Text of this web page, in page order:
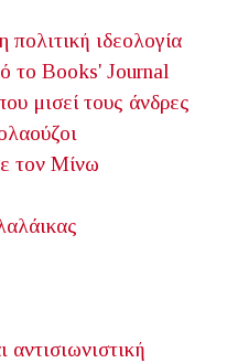
ιδεολογία
το Βοοks' Journal
μισεί τους άνδρες
τον Μίνω
αντισιωνιστική